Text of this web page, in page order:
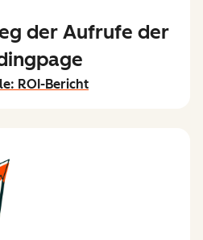
der Aufrufe der
ROI-Bericht